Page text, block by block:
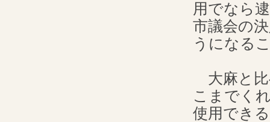
用でなら
市議会の
うになる
大麻と比
こまでく
使用でき